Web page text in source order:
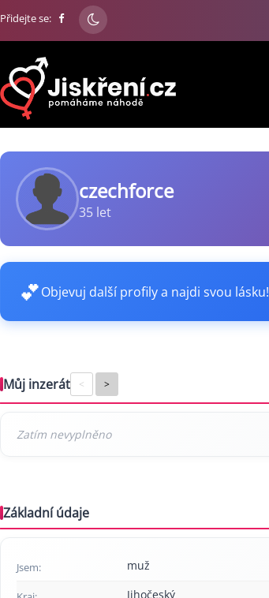
Přidejte se:
czechforce
35 let
💕Objevuj další profily a najdi svou lásku!
Můj inzerát < >
Základní údaje
Jsem: muž
Jihočeský